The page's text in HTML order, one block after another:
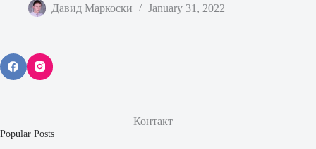
Давид Маркоски January 31, 2022
Контакт
Popular Posts